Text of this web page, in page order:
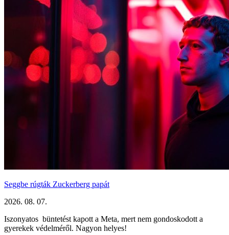
Seggbe rúgták Zuckerberg papát
2026. 08. 07.
Iszonyatos büntetést kapott a Meta, mert nem gondoskodott a
gyerekek védelméről. Nagyon helyes!